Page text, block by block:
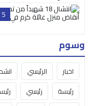
5
وسوم
اخبار الرئيسي
رئيسة
رئيسي